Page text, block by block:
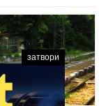
затвори